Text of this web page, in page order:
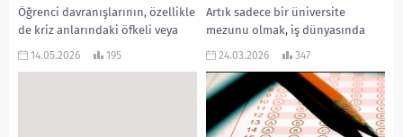
Öğrenci davranışlarının, özellikle
de kriz anlarındaki öfkeli veya
sorunlu tepkilerin arkasında
14.05.2026 195
Artık sadece bir üniversite
mezunu olmak, iş dünyasında
“sıradan” bile kabul edilmiyor.
yeteneklerin aldığı bir
dönemdeyiz....
24.03.2026 347